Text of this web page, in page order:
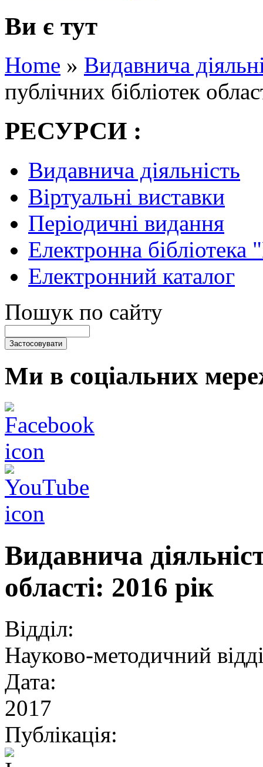
Ви є тут
Home » Видавнича
публічних бібліотек
РЕСУРСИ :
Видавнича діяльність
Віртуальні виставки
Періодичні видання
Електронна
Електронний каталог
Пошук по сайту
Ми в соціальних
Видавнича
області: 2016 рік
Відділ:
Науково-методичний
Дата:
2017
Публікація: